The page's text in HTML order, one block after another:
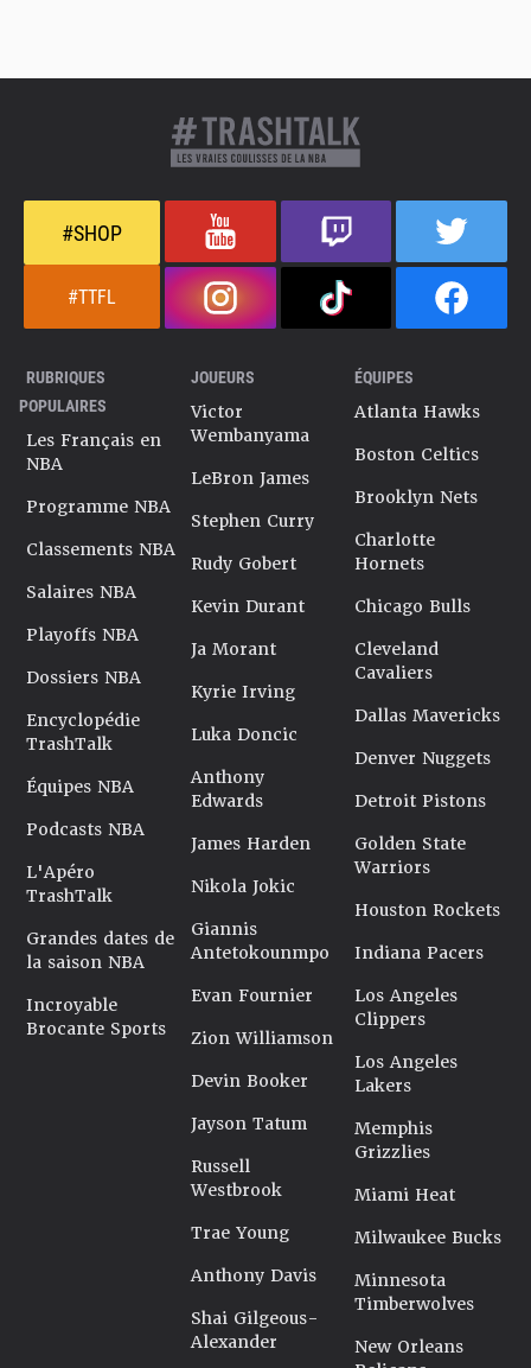
#SHOP
#TTFL
RUBRIQUES
POPULAIRES
Les Français en
NBA
Programme NBA
Classements NBA
Salaires NBA
Playoffs NBA
Dossiers NBA
Encyclopédie
TrashTalk
Équipes NBA
Podcasts NBA
L'Apéro
TrashTalk
Grandes dates de
la saison NBA
Incroyable
Brocante Sports
JOUEURS
Victor
Wembanyama
LeBron James
Stephen Curry
Rudy Gobert
Kevin Durant
Ja Morant
Kyrie Irving
Luka Doncic
Anthony
Edwards
James Harden
Nikola Jokic
Giannis
Antetokounmpo
Evan Fournier
Zion Williamson
Devin Booker
Jayson Tatum
Russell
Westbrook
Trae Young
Anthony Davis
Shai Gilgeous-
Alexander
ÉQUIPES
Atlanta Hawks
Boston Celtics
Brooklyn Nets
Charlotte
Hornets
Chicago Bulls
Cleveland
Cavaliers
Dallas Mavericks
Denver Nuggets
Detroit Pistons
Golden State
Warriors
Houston Rockets
Indiana Pacers
Los Angeles
Clippers
Los Angeles
Lakers
Memphis
Grizzlies
Miami Heat
Milwaukee Bucks
Minnesota
Timberwolves
New Orleans